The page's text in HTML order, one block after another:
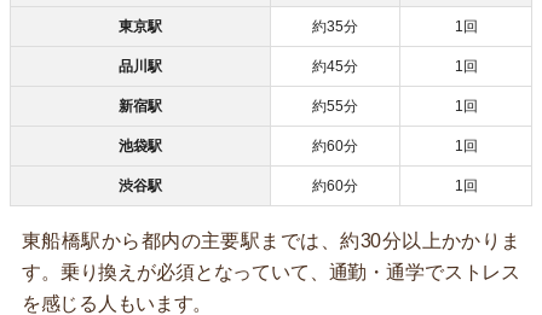
東京駅 約35分 1回
品川駅 約45分 1回
新宿駅 約55分 1回
池袋駅 約60分 1回
渋谷駅 約60分 1回
東船橋駅から都内の主要駅までは、約30分以上かかりま
す。乗り換えが必須となっていて、通勤・通学でストレス
を感じる人もいます。